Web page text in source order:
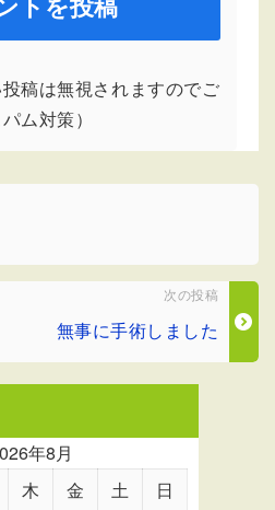
稿は無視されますのでご
ム対策）
次の投稿
無事に手術しました
年8月
木 金 土
日